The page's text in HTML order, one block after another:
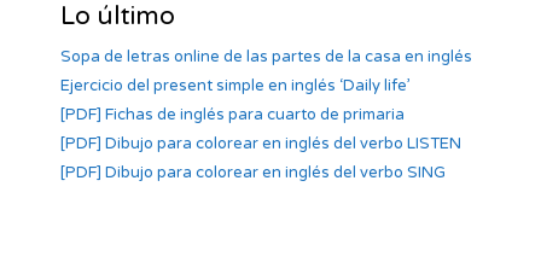
Lo último
Sopa de letras online de las partes de la casa en inglés
Ejercicio del present simple en inglés ‘Daily life’
[PDF] Fichas de inglés para cuarto de primaria
[PDF] Dibujo para colorear en inglés del verbo LISTEN
[PDF] Dibujo para colorear en inglés del verbo SING